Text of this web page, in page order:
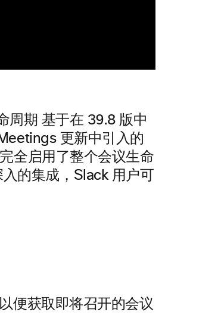
周期 基于在 39.8 版中
更新中引入的
全启用了整个会议生命
的集成，Slack 用户可
便获取即将召开的会议